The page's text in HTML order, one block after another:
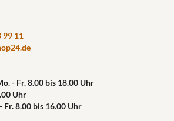
99 11
- Fr. 8.00 bis 18.00 Uhr
Uhr
Fr. 8.00 bis 16.00 Uhr